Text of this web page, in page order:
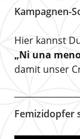
Kampagnen-
Hier kannst
„Ni una
damit unser
Femizidopfer